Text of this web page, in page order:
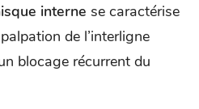
interne se caractérise
de l’interligne
blocage récurrent du